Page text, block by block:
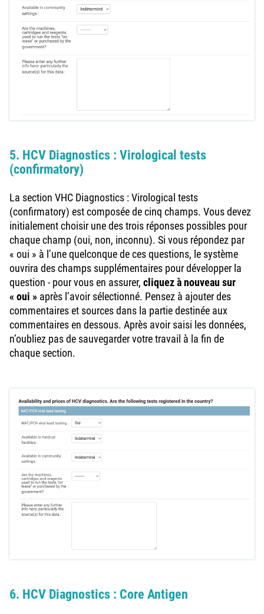
5. HCV Diagnostics : Virological tests
(confirmatory)
La section VHC Diagnostics : Virological tests
(confirmatory) est composée de cinq champs. Vous devez
initialement choisir une des trois réponses possibles pour
chaque champ (oui, non, inconnu). Si vous répondez par
« oui » à l’une quelconque de ces questions, le système
ouvrira des champs supplémentaires pour développer la
question - pour vous en assurer, cliquez à nouveau sur
« oui » après l’avoir sélectionné. Pensez à ajouter des
commentaires et sources dans la partie destinée aux
commentaires en dessous. Après avoir saisi les données,
n’oubliez pas de sauvegarder votre travail à la fin de
chaque section.
6. HCV Diagnostics : Core Antigen